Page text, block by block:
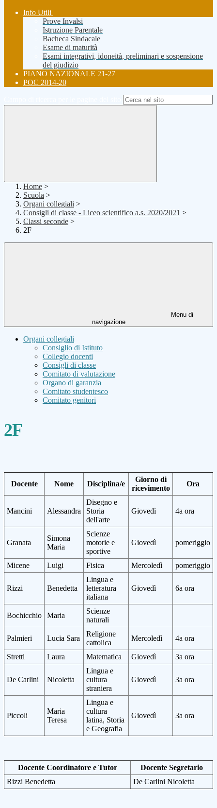
Info Utili
Prove Invalsi
Istruzione Parentale
Bacheca Sindacale
Esame di maturità
Esami integrativi, idoneità, preliminari e sospensione
del giudizio
PIANO NAZIONALE 21-27
POC 2014-20
Home >
Scuola >
Organi collegiali >
Consigli di classe - Liceo scientifico a.s. 2020/2021 >
Classi seconde >
2F
Menu di
navigazione
Organi collegiali
Consiglio di Istituto
Collegio docenti
Consigli di classe
Comitato di valutazione
Organo di garanzia
Comitato studentesco
Comitato genitori
2F
Docente Nome Disciplina/e
Giorno di
ricevimento
Ora
Mancini Alessandra
Disegno e
Storia
dell'arte
Giovedì 4a ora
Granata
Simona
Maria
Scienze
motorie e
sportive
Giovedì pomeriggio
Micene Luigi Fisica Mercoledì pomeriggio
Rizzi Benedetta
Lingua e
letteratura
italiana
Giovedì 6a ora
Bochicchio Maria
Scienze
naturali
Palmieri Lucia Sara
Religione
cattolica
Mercoledì 4a ora
Stretti Laura Matematica Giovedì 3a ora
De Carlini Nicoletta
Lingua e
cultura
straniera
Giovedì 3a ora
Piccoli
Maria
Teresa
Lingua e
cultura
latina, Storia
e Geografia
Giovedì 3a ora
Docente Coordinatore e Tutor
Docente Segretario
Rizzi Benedetta
De Carlini Nicoletta